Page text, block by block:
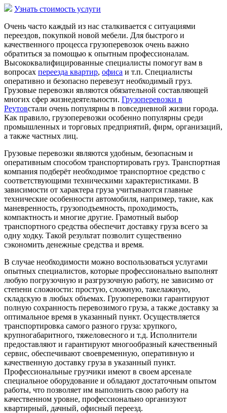
Узнать стоимость услуги
Очень часто каждый из нас сталкивается с ситуациями
переездов, покупкой новой мебели. Для быстрого и
качественного процесса грузоперевозок очень важно
обратиться за помощью к опытным профессионалам.
Высококвалифицированные специалисты помогут вам в
вопросах переезда квартир, офиса и т.п. Специалисты
оперативно и безопасно перевезут необходимый груз.
Грузовые перевозки являются обязательной составляющей
многих сфер жизнедеятельности. Грузоперевозки в
Реутовстали очень популярны в повседневной жизни города.
Как правило, грузоперевозки особенно популярны среди
промышленных и торговых предприятий, фирм, организаций,
а также частных лиц.
Грузовые перевозки являются удобным, безопасным и
оперативным способом транспортировать груз. Транспортная
компания подберёт необходимое транспортное средство с
соответствующими техническими характеристиками. В
зависимости от характера груза учитываются главные
технические особенности автомобиля, например, такие, как
маневренность, грузоподъемность, проходимость,
компактность и многие другие. Грамотный выбор
транспортного средства обеспечит доставку груза всего за
одну ходку. Такой результат позволит существенно
сэкономить денежные средства и время.
В случае необходимости можно воспользоваться услугами
опытных специалистов, которые профессионально выполнят
любую погрузочную и разгрузочную работу, не зависимо от
степени сложности: простую, сложную, такелажную,
складскую в любых объемах. Грузоперевозки гарантируют
полную сохранность перевозимого груза, а также доставку за
оптимальное время в указанный пункт. Осуществляется
транспортировка самого разного груза: хрупкого,
крупногабаритного, тяжеловесного и т.д. Исполнители
предоставляют и гарантируют многообразный качественный
сервис, обеспечивают своевременную, оперативную и
качественную доставку груза в указанный пункт.
Профессиональные грузчики имеют в своем арсенале
специальное оборудование и обладают достаточным опытом
работы, что позволяет им выполнить свою работу на
качественном уровне, профессионально организуют
квартирный, дачный, офисный переезд.